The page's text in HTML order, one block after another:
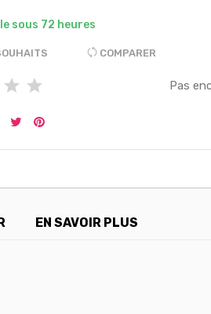
sous 72 heures
COMPARER
Pas
EN SAVOIR PLUS